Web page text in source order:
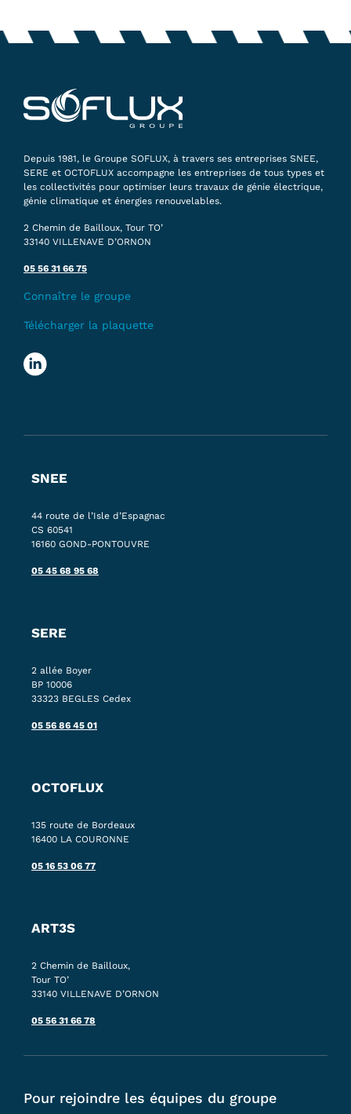
Depuis 1981, le Groupe SOFLUX, à travers ses entreprises SNEE,
SERE et OCTOFLUX accompagne les entreprises de tous types et
les collectivités pour optimiser leurs travaux de génie électrique,
génie climatique et énergies renouvelables.
2 Chemin de Bailloux, Tour TO’
33140 VILLENAVE D’ORNON
05 56 31 66 75
Connaître le groupe
Télécharger la plaquette
SNEE
44 route de l’Isle d’Espagnac
CS 60541
16160 GOND-PONTOUVRE
05 45 68 95 68
SERE
2 allée Boyer
BP 10006
33323 BEGLES Cedex
05 56 86 45 01
OCTOFLUX
135 route de Bordeaux
16400 LA COURONNE
05 16 53 06 77
ART3S
2 Chemin de Bailloux,
Tour TO’
33140 VILLENAVE D’ORNON
05 56 31 66 78
Pour rejoindre les équipes du groupe